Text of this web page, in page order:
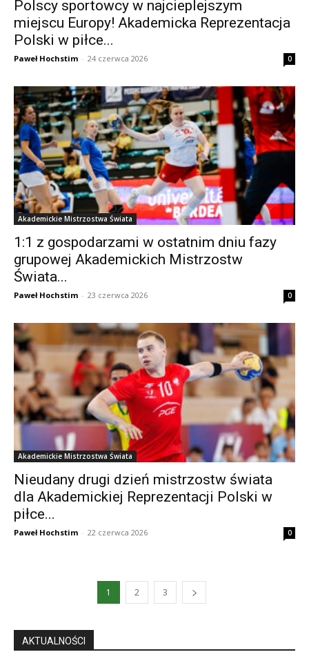
Polscy sportowcy w najcieplejszym
miejscu Europy! Akademicka Reprezentacja
Polski w piłce...
Paweł Hochstim - 24 czerwca 2026 0
Akademickie Mistrzostwa Świata
1:1 z gospodarzami w ostatnim dniu fazy
grupowej Akademickich Mistrzostw
Świata...
Paweł Hochstim - 23 czerwca 2026 0
Akademickie Mistrzostwa Świata
Nieudany drugi dzień mistrzostw świata
dla Akademickiej Reprezentacji Polski w
piłce...
Paweł Hochstim - 22 czerwca 2026 0
1 2 3
AKTUALNOŚCI